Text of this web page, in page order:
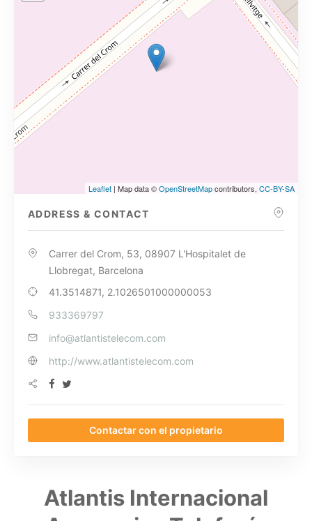
Leaflet | Map data ©OpenStreetMapcontributors, CC-BY-SA
ADDRESS & CONTACT
Carrer del Crom, 53, 08907 L'Hospitalet de
Llobregat, Barcelona
41.3514871, 2.1026501000000053
933369797
info@atlantistelecom.com
http://www.atlantistelecom.com
Contactar con el propietario
Atlantis Internacional